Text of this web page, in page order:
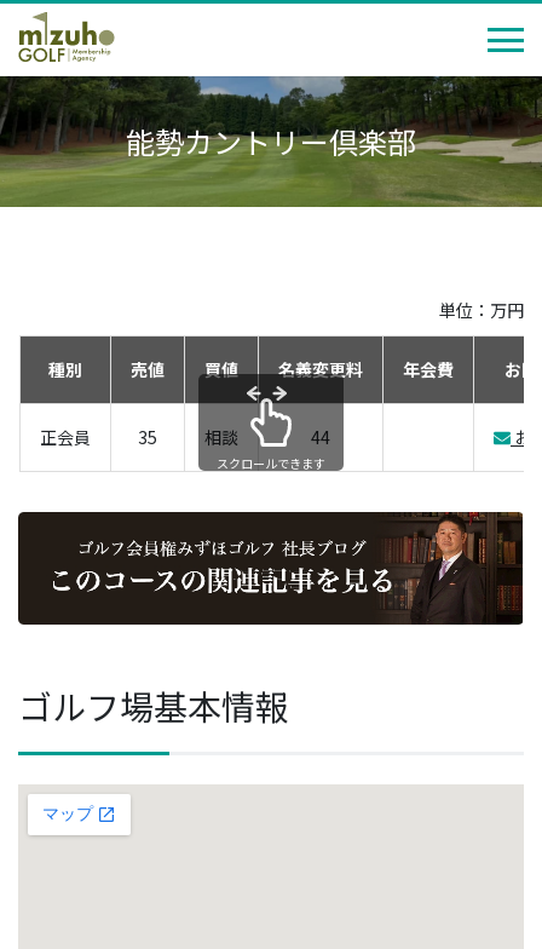
能勢カントリー倶楽部
単位：万円
種別 売値 買値 名義変更料 年会費 お
正会員 35 相談 44 お
スクロールできます
ゴルフ場基本情報